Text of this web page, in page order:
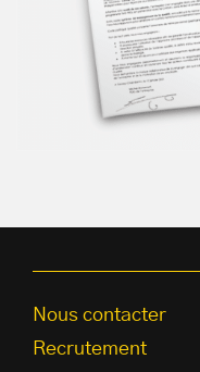
Nous contacter
Recrutement